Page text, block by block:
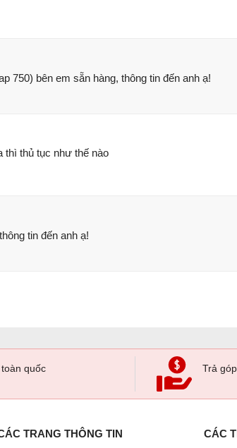
750) bên em sẵn hàng, thông tin đến anh ạ!
thì thủ tục như thế nào
tin đến anh ạ!
quốc Trả
TRANG THÔNG TIN CÁC